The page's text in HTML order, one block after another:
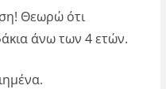
Θεωρώ ότι
άνω των 4 ετών.